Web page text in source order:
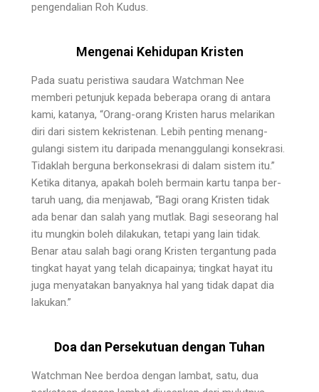
pengen­dalian Roh Kudus.
Mengenai Kehidupan Kristen
Pada suatu peristiwa saudara Watchman Nee
memberi petunjuk kepada beberapa orang di antara
kami, katanya, “Orang-orang Kristen harus melarikan
diri dari sistem kekristenan. Lebih penting menang­
gulangi sistem itu daripada menanggulangi konsekrasi.
Tidaklah berguna berkonsekrasi di dalam sistem itu.”
Ketika ditanya, apakah boleh bermain kartu tanpa ber­
taruh uang, dia menjawab, “Bagi orang Kristen tidak
ada benar dan salah yang mutlak. Bagi seseorang hal
itu mungkin boleh dilakukan, tetapi yang lain tidak.
Benar atau salah bagi orang Kristen tergantung pada
tingkat hayat yang telah dicapainya; tingkat hayat itu
juga menyatakan banyaknya hal yang tidak dapat dia
lakukan.”
Doa dan Persekutuan dengan Tuhan
Watchman Nee berdoa dengan lambat, satu, dua